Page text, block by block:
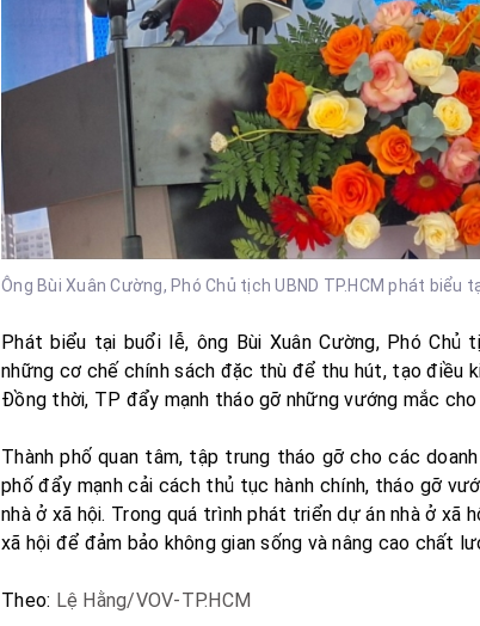
Ông Bùi Xuân Cường, Phó Chủ tịch UBND TP.HCM phát biểu
Phát biểu tại buổi lễ, ông Bùi Xuân Cường, Phó Chủ
những cơ chế chính sách đặc thù để thu hút, tạo điều
Đồng thời, TP đẩy mạnh tháo gỡ những vướng mắc
Thành phố quan tâm, tập trung tháo gỡ cho các
phố đẩy mạnh cải cách thủ tục hành chính, tháo gỡ
nhà ở xã hội. Trong quá trình phát triển dự án nhà ở xã
xã hội để đảm bảo không gian sống và nâng cao chất
Theo: Lệ Hằng/VOV-TP.HCM